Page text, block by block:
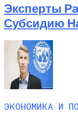
Эксперты
Субсидию
ЭКОНОМИКА И